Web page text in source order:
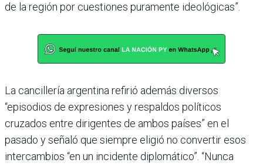
de la región por cuestiones puramente ideológicas”.
La cancillería argentina refirió además diversos
“episodios de expresiones y respaldos políticos
cruzados entre dirigentes de ambos países” en el
pasado y señaló que siempre eligió no convertir esos
intercambios “en un incidente diplomático”. “Nunca